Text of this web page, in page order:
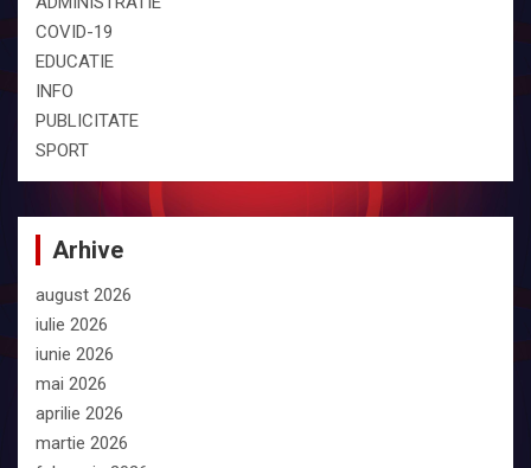
COVID-19
EDUCATIE
INFO
PUBLICITATE
SPORT
Arhive
august 2026
iulie 2026
iunie 2026
mai 2026
aprilie 2026
martie 2026